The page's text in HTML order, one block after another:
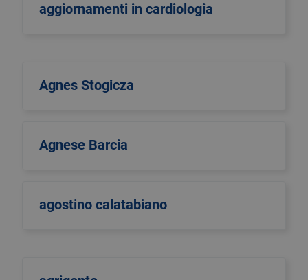
aggiornamenti in cardiologia
Agnes Stogicza
Agnese Barcia
agostino calatabiano